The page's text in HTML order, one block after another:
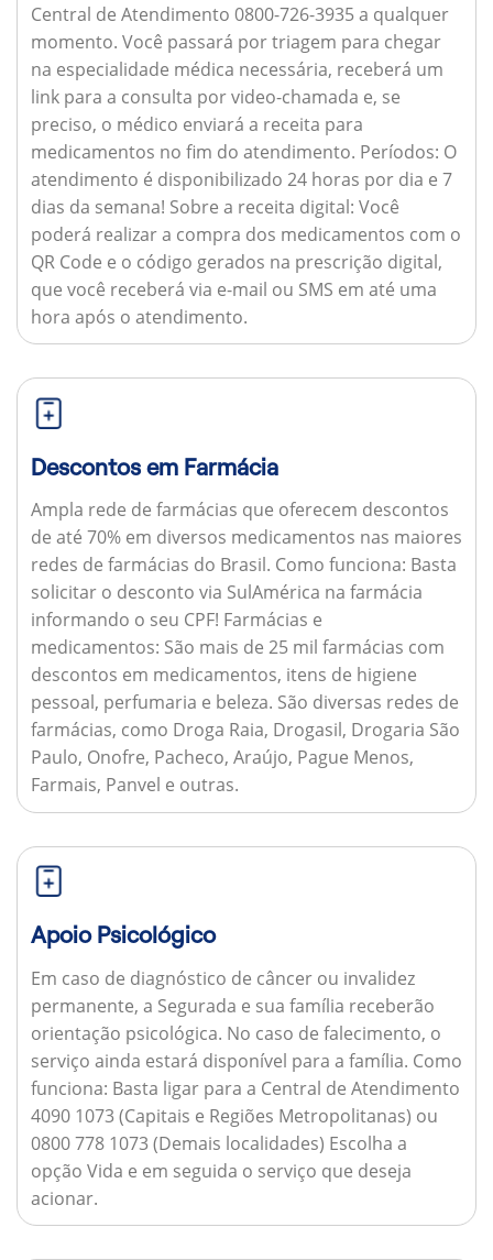
Central de Atendimento 0800-726-3935 a qualquer
momento. Você passará por triagem para chegar
na especialidade médica necessária, receberá um
link para a consulta por video-chamada e, se
preciso, o médico enviará a receita para
medicamentos no fim do atendimento. Períodos: O
atendimento é disponibilizado 24 horas por dia e 7
dias da semana! Sobre a receita digital: Você
poderá realizar a compra dos medicamentos com o
QR Code e o código gerados na prescrição digital,
que você receberá via e-mail ou SMS em até uma
hora após o atendimento.
Descontos em Farmácia
Ampla rede de farmácias que oferecem descontos
de até 70% em diversos medicamentos nas maiores
redes de farmácias do Brasil. Como funciona: Basta
solicitar o desconto via SulAmérica na farmácia
informando o seu CPF! Farmácias e
medicamentos: São mais de 25 mil farmácias com
descontos em medicamentos, itens de higiene
pessoal, perfumaria e beleza. São diversas redes de
farmácias, como Droga Raia, Drogasil, Drogaria São
Paulo, Onofre, Pacheco, Araújo, Pague Menos,
Farmais, Panvel e outras.
Apoio Psicológico
Em caso de diagnóstico de câncer ou invalidez
permanente, a Segurada e sua família receberão
orientação psicológica. No caso de falecimento, o
serviço ainda estará disponível para a família. Como
funciona: Basta ligar para a Central de Atendimento
4090 1073 (Capitais e Regiões Metropolitanas) ou
0800 778 1073 (Demais localidades) Escolha a
opção Vida e em seguida o serviço que deseja
acionar.